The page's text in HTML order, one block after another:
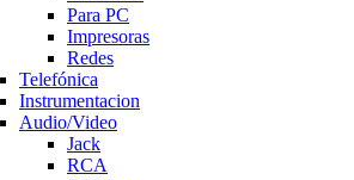
Para PC
Impresoras
Redes
Telefónica
Instrumentacion
Audio/Video
Jack
RCA